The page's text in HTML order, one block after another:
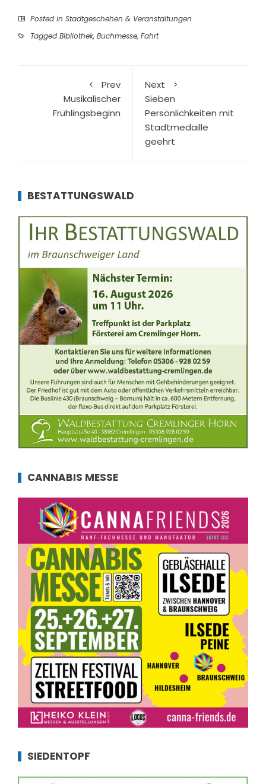
Posted in Stadtgeschehen & Veranstaltungen
Tagged Bibliothek, Buchmesse, Fahrt
Prev
Musikalischer
Frühlingsbeginn
Next
Sieben
Persönlichkeiten mit
Stadtmedaille
geehrt
BESTATTUNGSWALD
CANNABIS MESSE
SIEDENTOPF